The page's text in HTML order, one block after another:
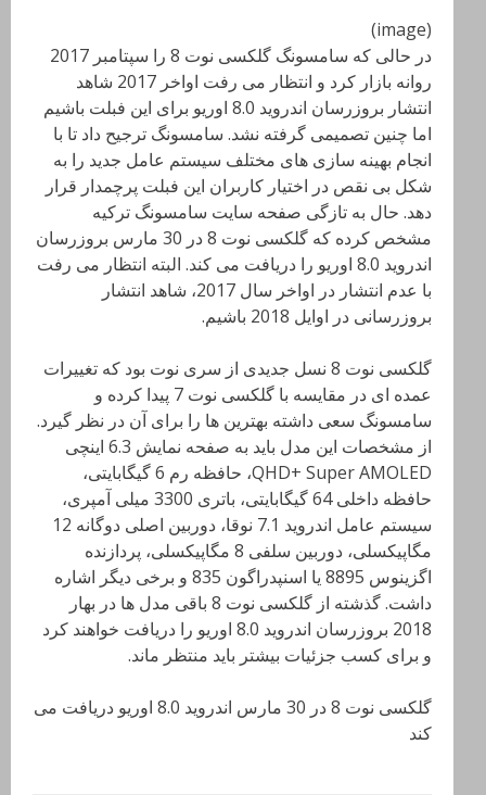
(image)
در حالی که سامسونگ گلکسی نوت 8 را سپتامبر 2017
روانه بازار کرد و انتظار می رفت اواخر 2017 شاهد
انتشار بروزرسان اندروید 8.0 اوریو برای این فبلت باشیم
اما چنین تصمیمی گرفته نشد. سامسونگ ترجیح داد تا با
انجام بهینه سازی های مختلف سیستم عامل جدید را به
شکل بی نقص در اختیار کاربران این فبلت پرچمدار قرار
دهد. حال به تازگی صفحه سایت سامسونگ ترکیه
مشخص کرده که گلکسی نوت 8 در 30 مارس بروزرسان
اندروید 8.0 اوریو را دریافت می کند. البته انتظار می رفت
با عدم انتشار در اواخر سال 2017، شاهد انتشار
بروزرسانی در اوایل 2018 باشیم
.
گلکسی نوت 8 نسل جدیدی از سری نوت بود که تغییرات
عمده ای در مقایسه با گلکسی نوت 7 پیدا کرده و
سامسونگ سعی داشته بهترین ها را برای آن در نظر گیرد.
از مشخصات این مدل باید به صفحه نمایش 6.3 اینچی
QHD+ Super AMOLED، حافظه رم 6 گیگابایتی،
حافظه داخلی 64 گیگابایتی، باتری 3300 میلی آمپری،
سیستم عامل اندروید 7.1 نوقا، دوربین اصلی دوگانه 12
مگاپیکسلی، دوربین سلفی 8 مگاپیکسلی، پردازنده
اگزینوس 8895 یا اسنپدراگون 835 و برخی دیگر اشاره
داشت
. گذشته از گلکسی نوت 8 باقی مدل ها در بهار
2018 بروزرسان اندروید 8.0 اوریو را دریافت خواهند کرد
و برای کسب جزئیات بیشتر باید منتظر ماند.
گلکسی نوت 8 در 30 مارس اندروید 8.0 اوریو دریافت می
کند